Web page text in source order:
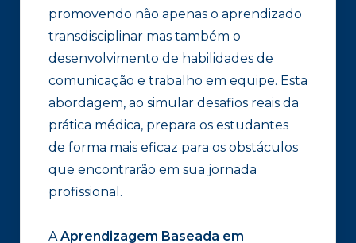
promovendo não apenas o aprendizado
transdisciplinar mas também o
desenvolvimento de habilidades de
comunicação e trabalho em equipe. Esta
abordagem, ao simular desafios reais da
prática médica, prepara os estudantes
de forma mais eficaz para os obstáculos
que encontrarão em sua jornada
profissional.
AAprendizagem Baseada em